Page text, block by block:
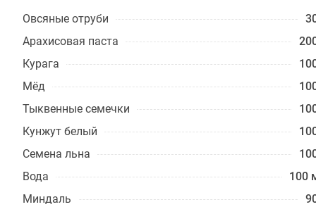
Овсяные отруби
Арахисовая паста
Курага
Мёд
Тыквенные семечки
Кунжут белый
Семена льна
Вода
100
Миндаль